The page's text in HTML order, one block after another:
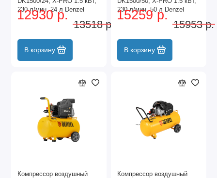
230 л/мин, 24 л Denzel
12930 р.
13518 р.
В корзину
230 л/мин, 50 л Denzel
15259 р.
15953 р.
В корзину
Компрессор воздушный
Компрессор воздушный